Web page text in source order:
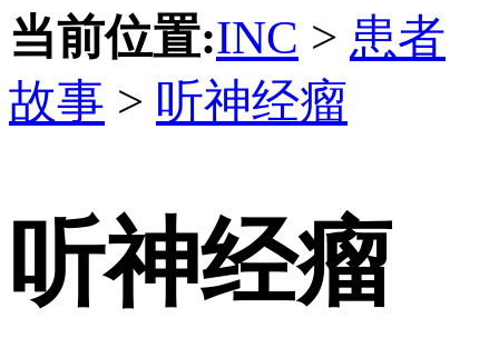
当前位置:INC > 患者
故事 > 听神经瘤
听神经瘤